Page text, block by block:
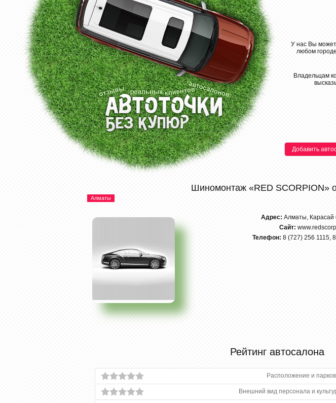
У нас Вы
любом
Владельцам
Добавить
Шиномонтаж «RED SCORPION»
Алматы
Адрес: Алматы, Карасай
Сайт:
Телефон: 8 (727) 256 1115,
Рейтинг автосалона
Расположение и
Внешний вид персонала и